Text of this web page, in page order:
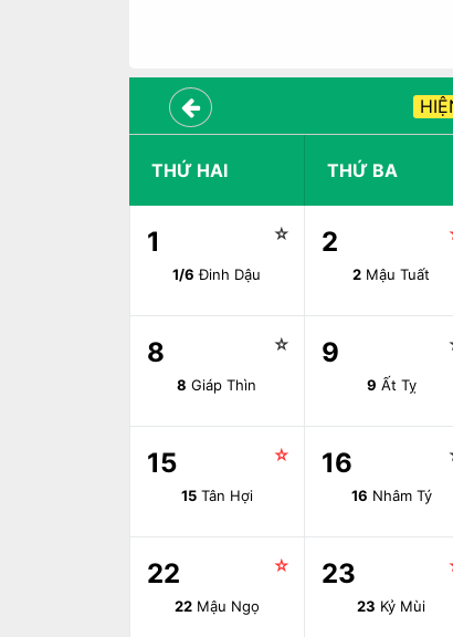
THỨ HAI THỨ BA
1 ☆
1/6 Đinh Dậu
2
2 Mậu Tuất
8 ☆
8 Giáp Thìn
9
9 Ất Tỵ
15 ☆
15Tân Hợi
16
16 Nhâm Tý
22 ☆
22Mậu Ngọ
23
23 Kỷ Mùi